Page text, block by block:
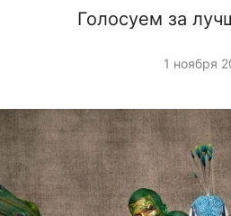
Голосуем за
1 ноября